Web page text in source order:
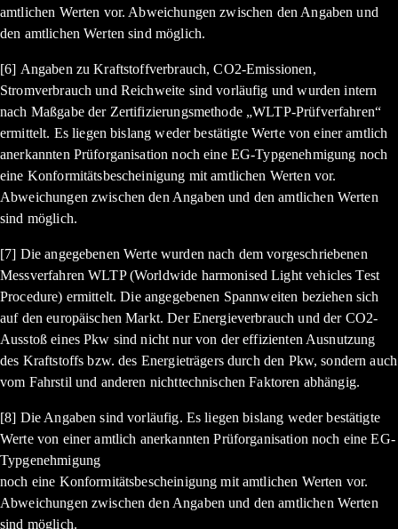
amtlichen Werten vor. Abweichungen zwischen den Angaben und
den amtlichen Werten sind möglich.
[6] Angaben zu Kraftstoffverbrauch, CO2-Emissionen,
Stromverbrauch und Reichweite sind vorläufig und wurden intern
nach Maßgabe der Zertifizierungsmethode „WLTP-Prüfverfahren“
ermittelt. Es liegen bislang weder bestätigte Werte von einer amtlich
anerkannten Prüforganisation noch eine EG-Typgenehmigung noch
eine Konformitätsbescheinigung mit amtlichen Werten vor.
Abweichungen zwischen den Angaben und den amtlichen Werten
sind möglich.
[7] Die angegebenen Werte wurden nach dem vorgeschriebenen
Messverfahren WLTP (Worldwide harmonised Light vehicles Test
Procedure) ermittelt. Die angegebenen Spannweiten beziehen sich
auf den europäischen Markt. Der Energieverbrauch und der CO2-
Ausstoß eines Pkw sind nicht nur von der effizienten Ausnutzung
des Kraftstoffs bzw. des Energieträgers durch den Pkw, sondern auch
vom Fahrstil und anderen nichttechnischen Faktoren abhängig.
[8] Die Angaben sind vorläufig. Es liegen bislang weder bestätigte
Werte von einer amtlich anerkannten Prüforganisation noch eine EG-
Typgenehmigung
noch eine Konformitätsbescheinigung mit amtlichen Werten vor.
Abweichungen zwischen den Angaben und den amtlichen Werten
sind möglich.